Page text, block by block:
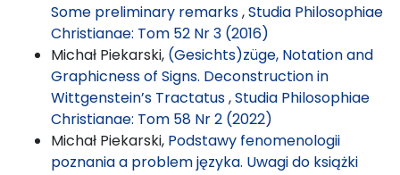
Some preliminary remarks,Studia Philosophiae
Christianae: Tom 52 Nr 3 (2016)
Michał Piekarski, (Gesichts)züge, Notation and
Graphicness of Signs. Deconstruction in
Wittgenstein’s Tractatus,Studia Philosophiae
Christianae: Tom 58 Nr 2 (2022)
Michał Piekarski, Podstawy fenomenologii
poznania a problem języka. Uwagi do książki